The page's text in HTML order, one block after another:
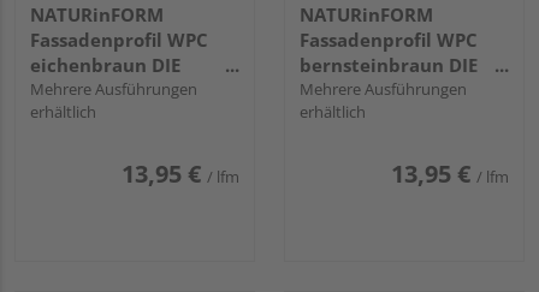
NATURinFORM
Fassadenprofil WPC
eichenbraun DIE
GESTALTENDE
EXKLUSIV - 103x17mm
Mehrere Ausführungen
erhältlich
13,95 € / lfm
NATURinFORM
Fassadenprofil WPC
bernsteinbraun DIE
GESTALTENDE
EXKLUSIV - 103x17mm
Mehrere Ausführungen
erhältlich
13,95 € / lfm